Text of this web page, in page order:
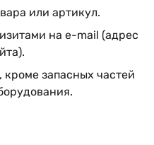
или артикул.
на e-mail (адрес
запасных частей